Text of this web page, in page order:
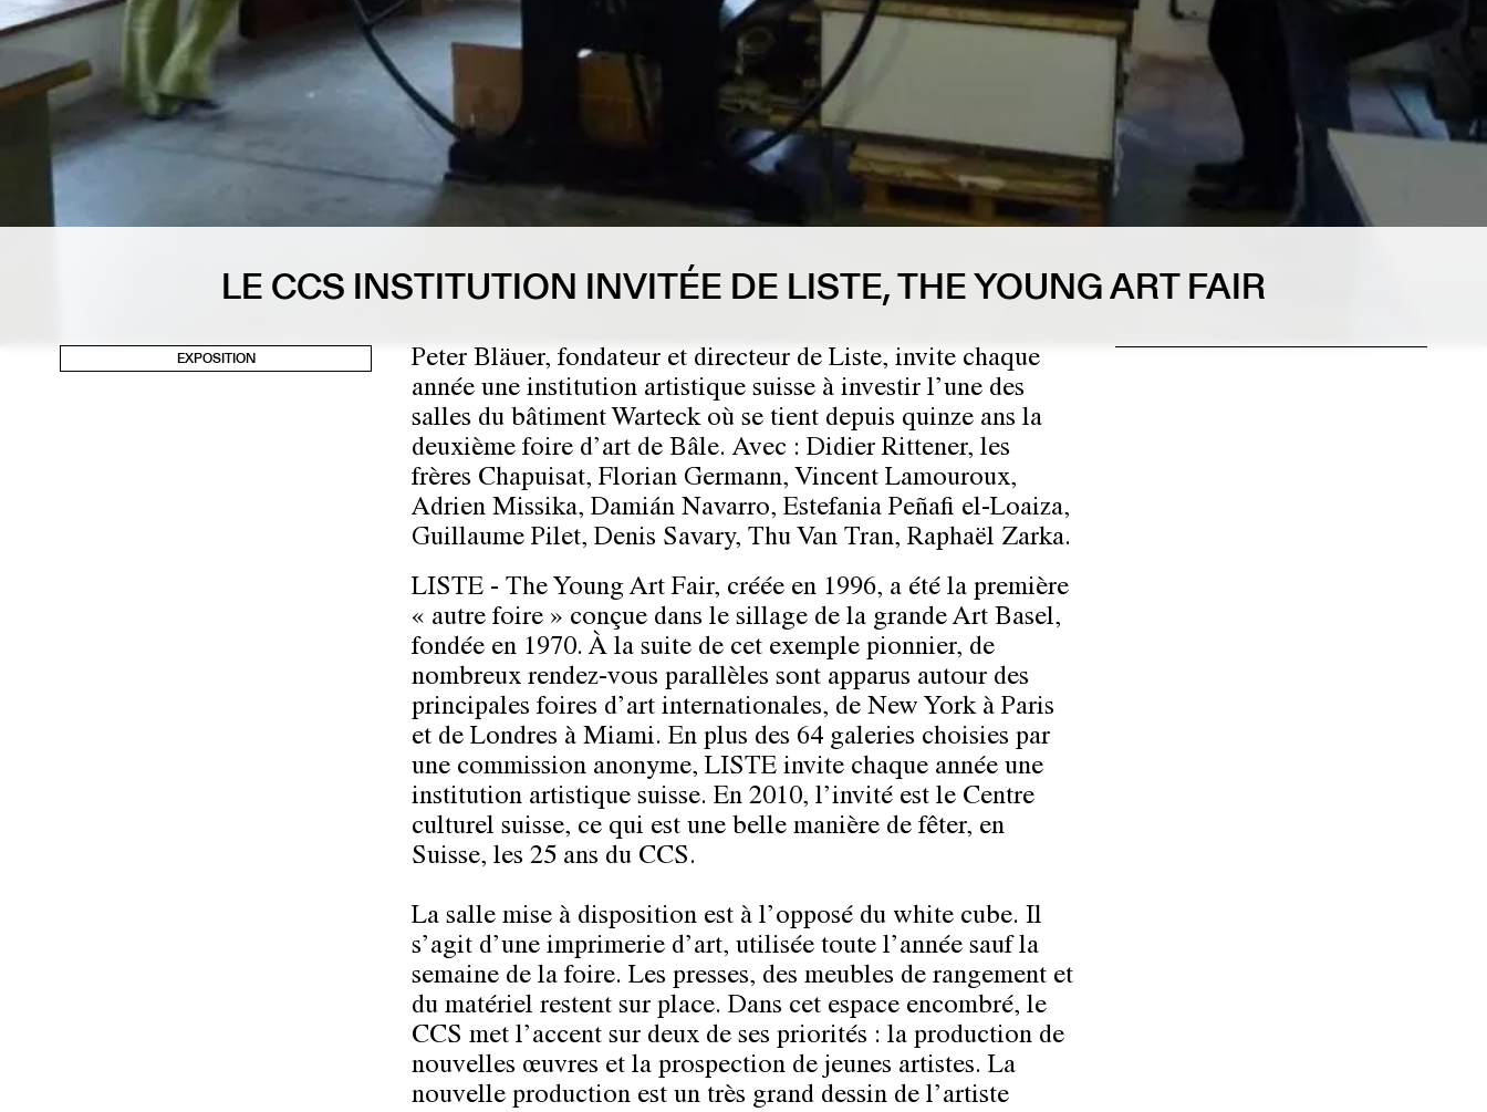
LE CCS INSTITUTION INVITÉE DE LISTE, THE YOUNG ART FAIR
EXPOSITION
Peter Bläuer, fondateur et directeur de Liste, invite chaque
année une institution artistique suisse à investir l’une des
salles du bâtiment Warteck où se tient depuis quinze ans la
deuxième foire d’art de Bâle.Avec : Didier Rittener, les
frères Chapuisat, Florian Germann, Vincent Lamouroux,
Adrien Missika, Damián Navarro, Estefania Peñafi el-Loaiza,
Guillaume Pilet, Denis Savary, Thu Van Tran, Raphaël Zarka.
LISTE - The Young Art Fair, créée en 1996, a été la première
« autre foire » conçue dans le sillage de la grande Art Basel,
fondée en 1970. À la suite de cet exemple pionnier, de
nombreux rendez-vous parallèles sont apparus autour des
principales foires d’art internationales, de New York à Paris
et de Londres à Miami. En plus des 64 galeries choisies par
une commission anonyme, LISTE invite chaque année une
institution artistique suisse. En 2010, l’invité est le Centre
culturel suisse, ce qui est une belle manière de fêter, en
Suisse, les 25 ans du CCS.
La salle mise à disposition est à l’opposé du white cube. Il
s’agit d’une imprimerie d’art, utilisée toute l’année sauf la
semaine de la foire. Les presses, des meubles de rangement et
du matériel restent sur place. Dans cet espace encombré, le
CCS met l’accent sur deux de ses priorités : la production de
nouvelles œuvres et la prospection de jeunes artistes. La
nouvelle production est un très grand dessin de l’artiste